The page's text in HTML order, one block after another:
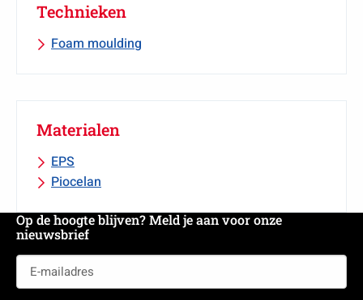
Technieken
Foam moulding
Materialen
EPS
Piocelan
Op de hoogte blijven? Meld je aan voor onze
nieuwsbrief
mailadres